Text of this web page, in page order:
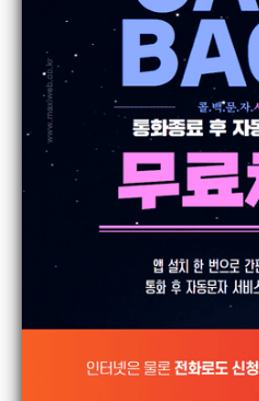
제주 사이프러스 골프 앤 리조트 문자명함 제작사례